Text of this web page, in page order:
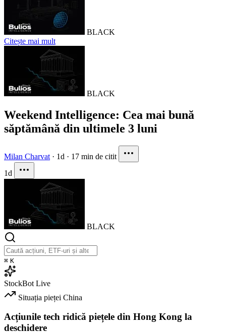
BLACK
Citește mai mult
BLACK
Weekend Intelligence: Cea mai bună
săptămână din ultimele 3 luni
Milan Charvat · 1d · 17 min de citit
1d
BLACK
⌘ K
StockBot Live
Situația pieței China
Acțiunile tech ridică piețele din Hong Kong la
deschidere